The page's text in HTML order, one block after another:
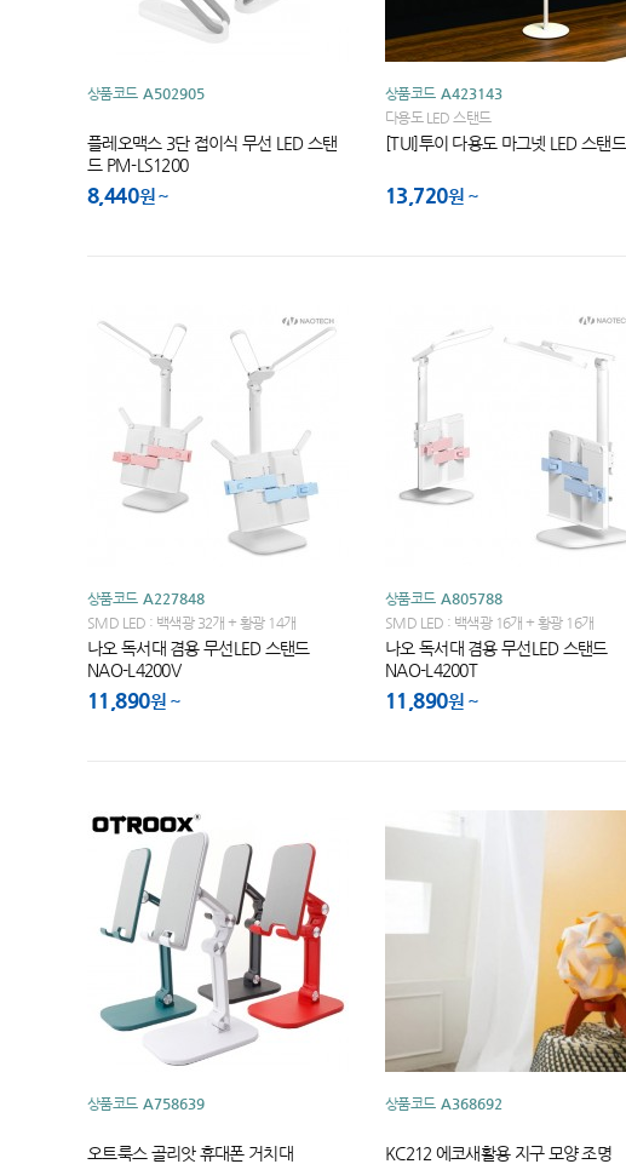
상품코드 A502905
플레오맥스 3단 접이식 무선 LED 스탠
드 PM-LS1200
8,440원
상품코드 A423143
다용도 LED 스탠드
[TUI]투이 다용도 마그넷 LED 스탠드
13,720원
상품코드 A227848
SMD LED : 백색광 32개 + 황광 14개
나오 독서대 겸용 무선LED 스탠드
NAO-L4200V
11,890원
상품코드 A805788
SMD LED : 백색광 16개 + 황광 16개
나오 독서대 겸용 무선LED 스탠드
NAO-L4200T
11,890원
상품코드 A758639
오트룩스 골리앗 휴대폰 거치대
상품코드 A368692
KC212 에코새활용 지구 모양 조명